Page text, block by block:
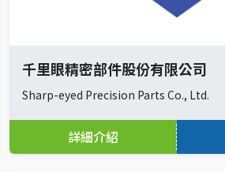
千里眼精密部件股份有限公司
Sharp-eyed Precision Parts Co., Ltd.
詳細介紹